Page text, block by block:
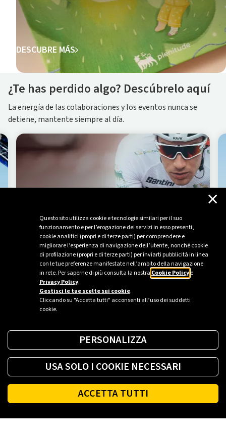
Questo sito utilizza cookie e tecnologie similari per il suo
funzionamento e per l’erogazione dei servizi in esso presenti,
cookie analitici (propri e di terze parti) per comprendere e
migliorare l’esperienza di navigazione dell’utente, nonché cookie
di profilazione (propri e di terze parti) per inviarti pubblicità in linea
con le tue preferenze manifestate nell’ambito della navigazione
in rete. Per saperne di più consulta la nostra Cookie Policye
Privacy Policy.
Gestisci le tue scelte sui cookie.
Cliccando su "Accetta tutti" acconsenti all’uso dei suddetti
cookie.
×
PERSONALIZZA
USA SOLO I COOKIE NECESSARI
ACCETTA TUTTI
DESCUBRE MÁS
¿Te has perdido algo? Descúbrelo aquí
La energía de las colaboraciones y los eventos nunca se
detiene, mantente siempre al día.
La Vuelta
DESCUBRE MÁS